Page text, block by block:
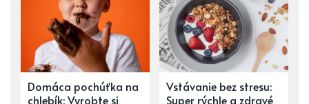
Domáca pochúťka na
chlebík: Vyrobte si
Vstávanie bez stresu:
Super rýchle a zdravé